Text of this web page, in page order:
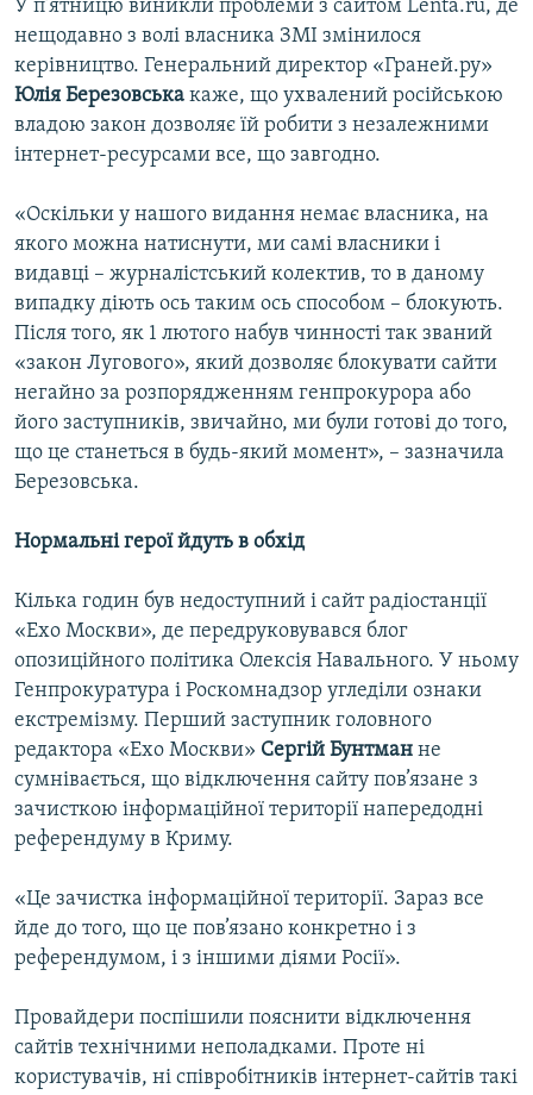
У п’ятницю виникли проблеми з сайтом Lenta.ru, де
нещодавно з волі власника ЗМІ змінилося
керівництво. Генеральний директор «Граней.ру»
Юлія Березовська каже, що ухвалений російською
владою закон дозволяє їй робити з незалежними
інтернет-ресурсами все, що завгодно.
«Оскільки у нашого видання немає власника, на
якого можна натиснути, ми самі власники і
видавці – журналістський колектив, то в даному
випадку діють ось таким ось способом – блокують.
Після того, як 1 лютого набув чинності так званий
«закон Лугового», який дозволяє блокувати сайти
негайно за розпорядженням генпрокурора або
його заступників, звичайно, ми були готові до того,
що це станеться в будь-який момент», – зазначила
Березовська.
Нормальні герої йдуть в обхід
Кілька годин був недоступний і сайт радіостанції
«Ехо Москви», де передруковувався блог
опозиційного політика Олексія Навального. У ньому
Генпрокуратура і Роскомнадзор угледіли ознаки
екстремізму. Перший заступник головного
редактора «Ехо Москви» Сергій Бунтман не
сумнівається, що відключення сайту пов’язане з
зачисткою інформаційної території напередодні
референдуму в Криму.
«Це зачистка інформаційної території. Зараз все
йде до того, що це пов’язано конкретно і з
референдумом, і з іншими діями Росії».
Провайдери поспішили пояснити відключення
сайтів технічними неполадками. Проте ні
користувачів, ні співробітників інтернет-сайтів такі